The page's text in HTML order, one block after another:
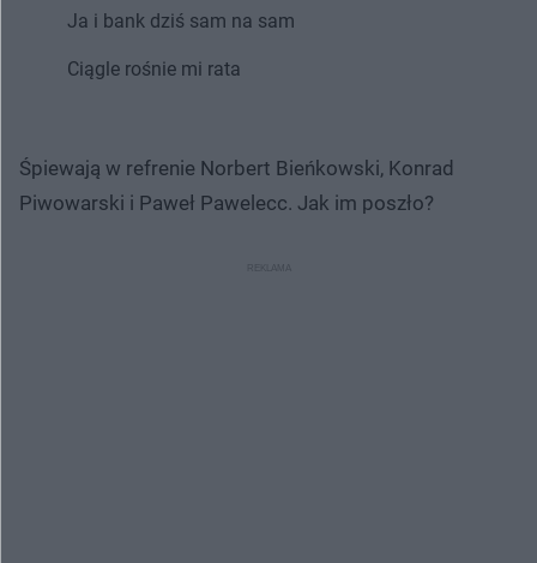
Ja i bank dziś sam na sam
Ciągle rośnie mi rata
Śpiewają w refrenie Norbert Bieńkowski, Konrad
Piwowarski i Paweł Pawelecc. Jak im poszło?